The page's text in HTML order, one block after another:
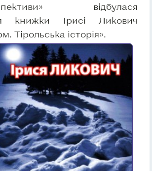
відбулася
книжки Ірисі Ликович
Тірольська історія».